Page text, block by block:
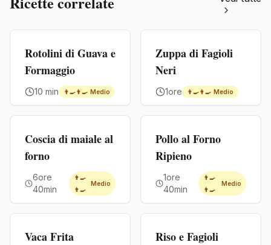
Rotolini di Guava e
Formaggio
10 min 👨‍🍳👨‍🍳 Medio
Zuppa di Fagioli
Neri
1ore 👨‍🍳👨‍🍳 Medio
Coscia di maiale al
forno
6ore
40min
👨‍🍳
👨‍🍳
Medio
Pollo al Forno
Ripieno
1ore
40min
👨‍🍳
👨‍🍳
Medio
Vaca Frita Riso e Fagioli